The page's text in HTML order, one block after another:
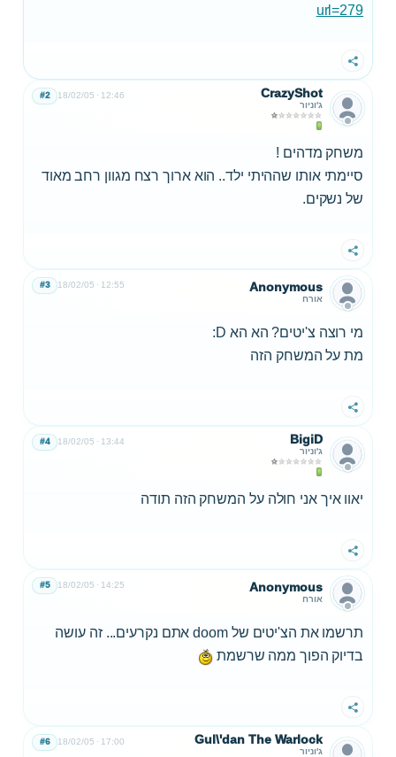
url=279
שתף
CrazyShot
ג'וניור
18/02/05 12:46
#2
משחק מדהים !
סיימתי אותו שההיתי ילד.. הוא ארוך רצח מגוון רחב מאוד
של נשקים.
שתף
Anonymous
אורח
18/02/05 12:55
#3
מי רוצה צ'יטים? הא הא D:
מת על המשחק הזה
שתף
BigiD
ג'וניור
18/02/05 13:44
#4
יאוו איך אני חולה על המשחק הזה תודה
שתף
Anonymous
אורח
18/02/05 14:25
#5
תרשמו את הצ'יטים של doom אתם נקרעים... זה עושה
בדיוק הפוך ממה שרשמת
שתף
Gul\'dan The Warlock
ג'וניור
18/02/05 17:00
#6